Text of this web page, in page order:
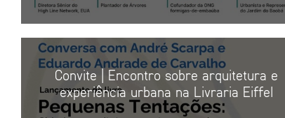
Convite | Encontro sobre arquitetura e
experiência urbana na Livraria Eiffel